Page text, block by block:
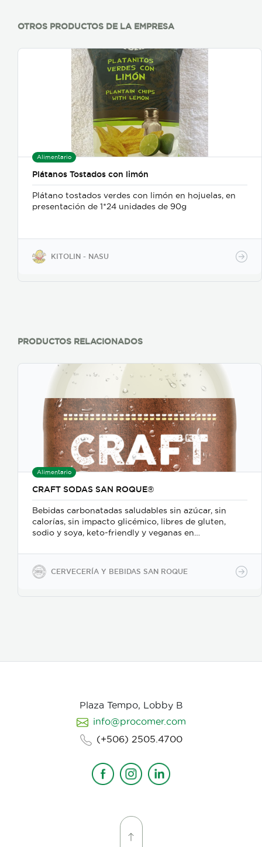
OTROS PRODUCTOS DE LA EMPRESA
Alimentario
Plátanos Tostados con limón
Plátano tostados verdes con limón en hojuelas, en
presentación de 1*24 unidades de 90g
KITOLIN - NASU
PRODUCTOS RELACIONADOS
Alimentario
CRAFT SODAS SAN ROQUE®
Bebidas carbonatadas saludables sin azúcar, sin
calorías, sin impacto glicémico, libres de gluten,
sodio y soya, keto-friendly y veganas en
en PET.
CERVECERÍA Y BEBIDAS SAN ROQUE
Plaza Tempo, Lobby B
info@procomer.com
(+506) 2505.4700